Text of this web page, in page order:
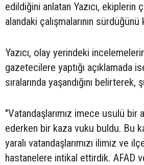
edildiğini anlatan Yazıcı, ekiplerin
alandaki çalışmalarının
Yazıcı, olay yerindeki
gazetecilere yaptığı açıklamada
sıralarında yaşandığını belirterek,
"Vatandaşlarımız imece usulü bir
ederken bir kaza vuku buldu. Bu
yaralı vatandaşlarımızı ilimiz ve
hastanelere intikal ettirdik. AFAD